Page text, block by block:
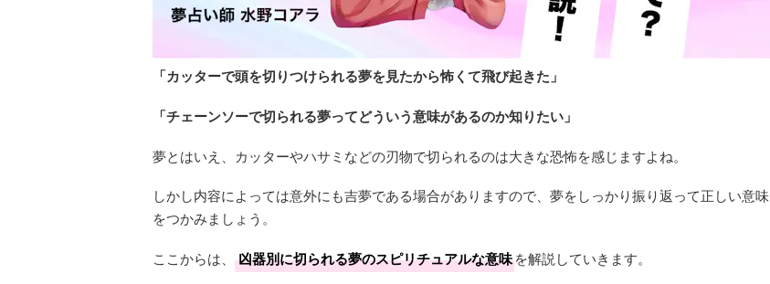
「カッターで頭を切りつけられる夢を見たから怖くて飛び起きた」
「チェーンソーで切られる夢ってどういう意味があるのか知りたい」
夢とはいえ、カッターやハサミなどの刃物で切られるのは大きな恐怖を感じますよね。
しかし内容によっては意外にも吉夢である場合がありますので、夢をしっかり振り返って正しい意味
をつかみましょう。
ここからは、 凶器別に切られる夢のスピリチュアルな意味を解説していきます。